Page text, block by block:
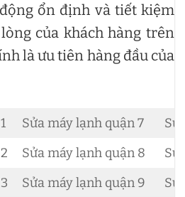
ổn định và tiết kiệm
của khách hàng trên
là ưu tiên hàng đầu của
Sửa máy lạnh quận 7
Sửa máy lạnh quận 8
Sửa máy lạnh quận 9